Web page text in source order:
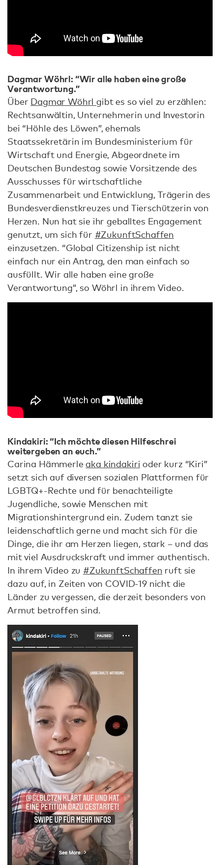
Dagmar Wöhrl: “Wir alle haben eine große
Verantwortung.”
Über Dagmar Wöhrl gibt es so viel zu erzählen:
Rechtsanwältin, Unternehmerin und Investorin
bei “Höhle des Löwen”, ehemals
Staatssekretärin im Bundesministerium für
Wirtschaft und Energie, Abgeordnete im
Deutschen Bundestag sowie Vorsitzende des
Ausschusses für wirtschaftliche
Zusammenarbeit und Entwicklung, Trägerin des
Bundesverdienstkreuzes und Tierschützerin von
Herzen. Nun hat sie ihr geballtes Engagement
genutzt, um sich für #ZukunftSchaffen
einzusetzen. “Global Citizenship ist nicht
einfach nur ein Antrag, den man einfach so
ausfüllt. Wir alle haben eine große
Verantwortung”, so Wöhrl in ihrem Video.
Kindakiri: “Ich möchte diesen Hilfeschrei
weitergeben an euch.”
Carina Hämmerle aka kindakiri oder kurz “Kiri”
setzt sich auf diversen sozialen Plattformen für
LGBTQ+-Rechte und für benachteiligte
Jugendliche, sowie Menschen mit
Migrationshintergrund ein. Zudem tanzt sie
leidenschaftlich gerne und macht sich für die
Dinge, die ihr am Herzen liegen, stark – und das
mit viel Ausdruckskraft und immer authentisch.
In ihrem Video zu #ZukunftSchaffen ruft sie
dazu auf, in Zeiten von COVID-19 nicht die
Länder zu vergessen, die derzeit besonders von
Armut betroffen sind.